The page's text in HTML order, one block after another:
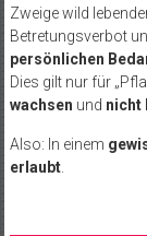
Zweige wild
Betretungsverbot
persönlichen
Dies gilt nur für
wachsen und nicht
Also: In einem
erlaubt.